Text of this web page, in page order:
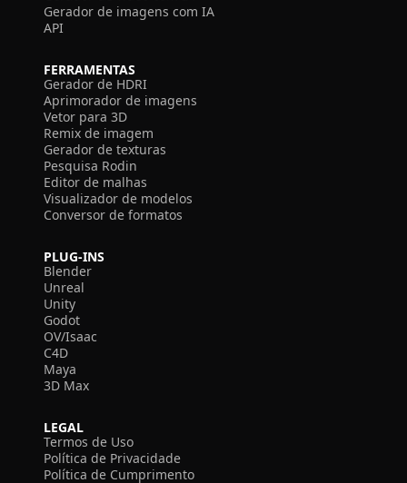
Gerador de imagens com IA
API
FERRAMENTAS
Gerador de HDRI
Aprimorador de imagens
Vetor para 3D
Remix de imagem
Gerador de texturas
Pesquisa Rodin
Editor de malhas
Visualizador de modelos
Conversor de formatos
PLUG-INS
Blender
Unreal
Unity
Godot
OV/Isaac
C4D
Maya
3D Max
LEGAL
Termos de Uso
Política de Privacidade
Política de Cumprimento